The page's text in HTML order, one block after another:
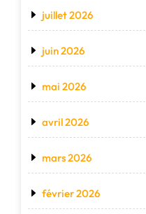
juillet 2026
juin 2026
mai 2026
avril 2026
mars 2026
février 2026